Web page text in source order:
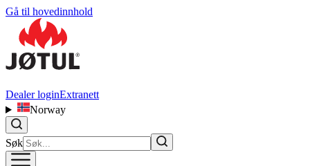
Gå til hovedinnhold
Dealer loginExtranett
Norway
Søk